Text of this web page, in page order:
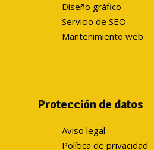
Diseño gráfico
Servicio de SEO
Mantenimiento web
Protección de datos
Aviso legal
Política de privacidad